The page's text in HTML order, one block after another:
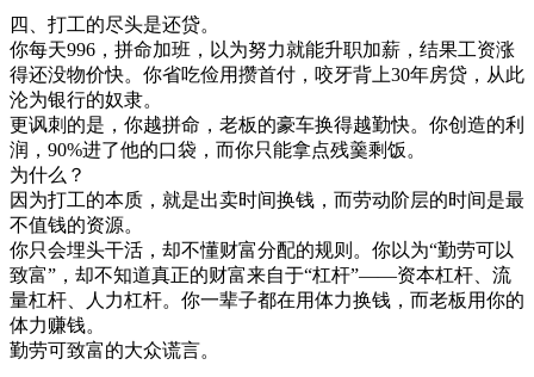
四、打工的尽头是还贷。
你每天996，拼命加班，以为努力就能升职加薪，结果工资涨
得还没物价快。你省吃俭用攒首付，咬牙背上30年房贷，从此
沦为银行的奴隶。
更讽刺的是，你越拼命，老板的豪车换得越勤快。你创造的利
润，90%进了他的口袋，而你只能拿点残羹剩饭。
为什么？
因为打工的本质，就是出卖时间换钱，而劳动阶层的时间是最
不值钱的资源。
你只会埋头干活，却不懂财富分配的规则。你以为“勤劳可以
致富”，却不知道真正的财富来自于“杠杆”——资本杠杆、流
量杠杆、人力杠杆。你一辈子都在用体力换钱，而老板用你的
体力赚钱。
勤劳可致富的大众谎言。